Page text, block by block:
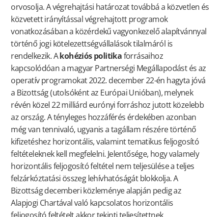
orvosolja. A végrehajtási határozat továbbá a közvetlen és
közvetett irányítással végrehajtott programok
vonatkozásában a közérdekű vagyonkezelő alapítvánnyal
történő jogi kötelezettségvállalások tilalmáról is
rendelkezik. Akohéziós politikaforrásaihoz
kapcsolódóan a magyar Partnerségi Megállapodást és az
operatív programokat 2022. december 22-én hagyta jóvá
a Bizottság (utolsóként az Európai Unióban), melynek
révén közel 22 milliárd eurónyi forráshoz jutott közelebb
az ország. A tényleges hozzáférés érdekében azonban
még van tennivaló, ugyanis a tagállam részére történő
kifizetéshez horizontális, valamint tematikus feljogosító
feltételeknek kell megfelelni. Jelentősége, hogy valamely
horizontális feljogosító feltétel nem teljesülése a teljes
felzárkóztatási összeg lehívhatóságát blokkolja. A
Bizottság decemberi közleménye alapján pedig az
Alapjogi Chartával való kapcsolatos horizontális